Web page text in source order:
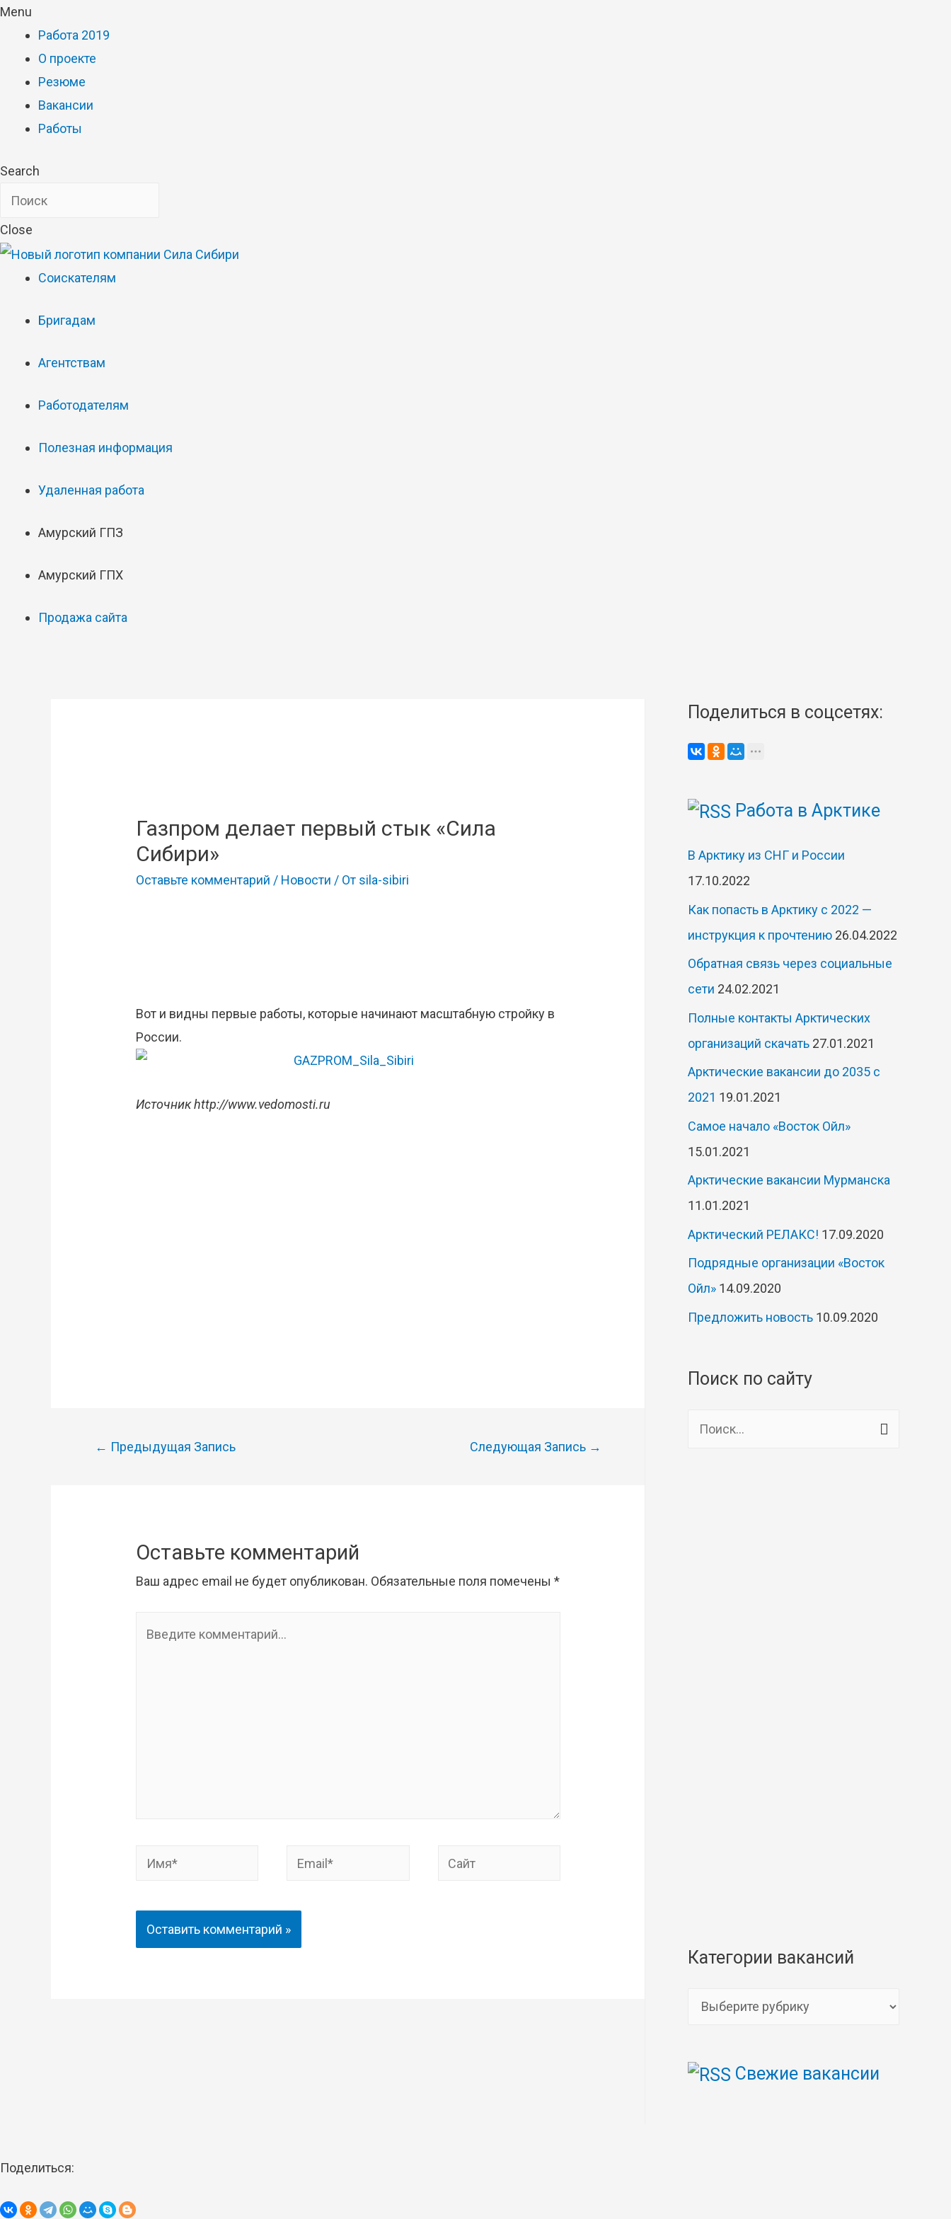
Menu
Работа 2019
О проекте
Резюме
Вакансии
Работы
Search
Close
Соискателям
Бригадам
Агентствам
Работодателям
Полезная информация
Удаленная работа
Амурский ГПЗ
Амурский ГПХ
Продажа сайта
Газпром делает первый стык «Сила
Сибири»
Оставьте комментарий / Новости / От sila-sibiri
Вот и видны первые работы, которые начинают масштабную стройку в
России.
Источник http://www.vedomosti.ru
Навигация
← Предыдущая Запись Следующая Запись →
Оставьте комментарий
Ваш адрес email не будет опубликован. Обязательные поля помечены*
Имя* Email* Сайт
Поделиться в соцсетях:
Работа в Арктике
В Арктику из СНГ и России
17.10.2022
Как попасть в Арктику с 2022 —
инструкция к прочтению 26.04.2022
Обратная связь через социальные
сети 24.02.2021
Полные контакты Арктических
организаций скачать 27.01.2021
Арктические вакансии до 2035 с
2021 19.01.2021
Самое начало «Восток Ойл»
15.01.2021
Арктические вакансии Мурманска
11.01.2021
Арктический РЕЛАКС! 17.09.2020
Подрядные организации «Восток
Ойл» 14.09.2020
Предложить новость 10.09.2020
Поиск по сайту
Категории вакансий
е
Свежие вакансии
Поделиться: